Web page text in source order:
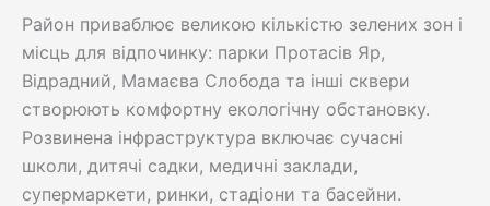
Район приваблює великою кількістю зелених зон і
місць для відпочинку: парки Протасів Яр,
Відрадний, Мамаєва Слобода та інші сквери
створюють комфортну екологічну обстановку.
Розвинена інфраструктура включає сучасні
школи, дитячі садки, медичні заклади,
супермаркети, ринки, стадіони та басейни.